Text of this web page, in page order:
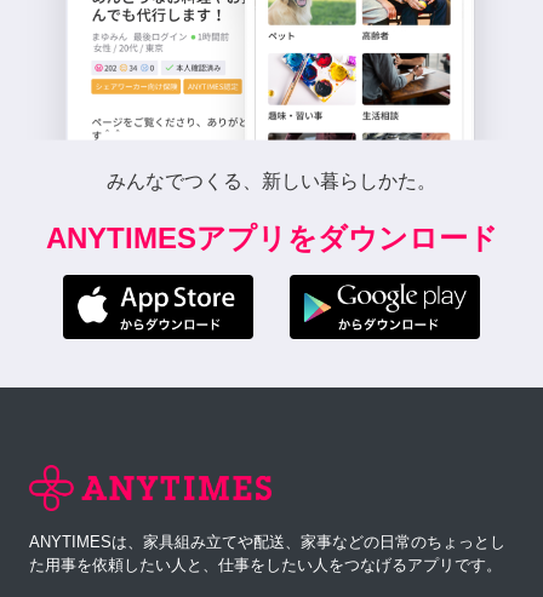
みんなでつくる、新しい暮らしかた。
ANYTIMESアプリをダウンロード
ANYTIMESは、家具組み立てや配送、家事などの日常のちょっとし
た用事を依頼したい人と、仕事をしたい人をつなげるアプリです。